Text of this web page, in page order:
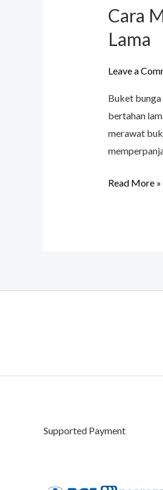
Cara
Lama
Leave a
Buket bunga
bertahan
merawat
Read More »
Supported Payment